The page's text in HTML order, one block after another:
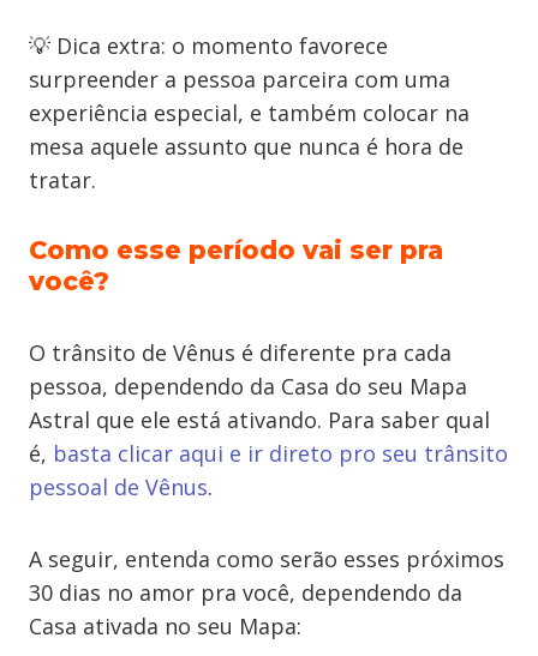
💡 Dica extra: o momento favorece
surpreender a pessoa parceira com uma
experiência especial, e também colocar na
mesa aquele assunto que nunca é hora de
tratar.
Como esse período vai ser pra
você?
O trânsito de Vênus é diferente pra cada
pessoa, dependendo da Casa do seu Mapa
Astral que ele está ativando. Para saber qual
é, basta clicar aqui e ir direto pro seu trânsito
pessoal de Vênus.
A seguir, entenda como serão esses próximos
30 dias no amor pra você, dependendo da
Casa ativada no seu Mapa: